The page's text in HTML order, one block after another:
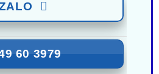
GIÁ - TRẢ GÓP